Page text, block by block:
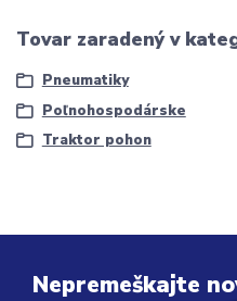
Tovar zaradený v
Pneumatiky
Poľnohospodárske
Traktor pohon
Nepremeškajte